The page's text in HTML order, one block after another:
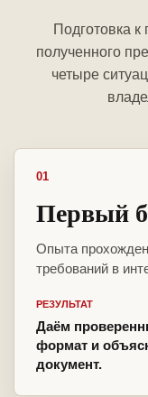
Подготовка
полученного
четыре
01
Первый
Опыта
требований в
РЕЗУЛЬТАТ
Даём
формат и
документ.